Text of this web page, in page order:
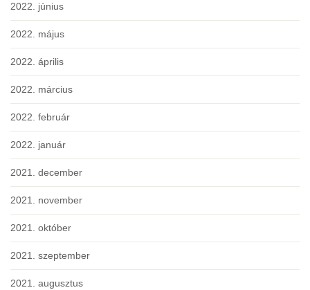
2022. június
2022. május
2022. április
2022. március
2022. február
2022. január
2021. december
2021. november
2021. október
2021. szeptember
2021. augusztus